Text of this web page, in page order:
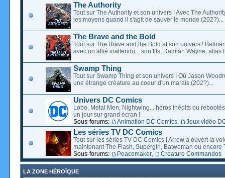
The Authority
Tout sur The Authority et son univers ! Avec The
les moyens quand il s'agit de sauver le monde (202?)...
The Brave and the Bold
Tout sur The Brave and the Bold et son univers !
avec un allié inattendu... son fils, Damian Wayne, alias
Swamp Thing
Tout sur Swamp Thing et son univers ! Où Jason
une étrange créature au coeur d'un marais (202?)...
Univers DC Comics
Lobo, Metal Men, Nightwing... héros inédits ou
un jour sur grand écran !
Sous-forums:
Animation DC Comics Jeux vidéo
Les séries TV DC Comics
Tout sur les séries TV DC Comics ! Arrow a ouvert la
maintenant The Flash, Supergirl, Batwoman ou encore
Sous-forums:
Peacemaker Creature Commandos
LA ZONE HÉROÏQUE